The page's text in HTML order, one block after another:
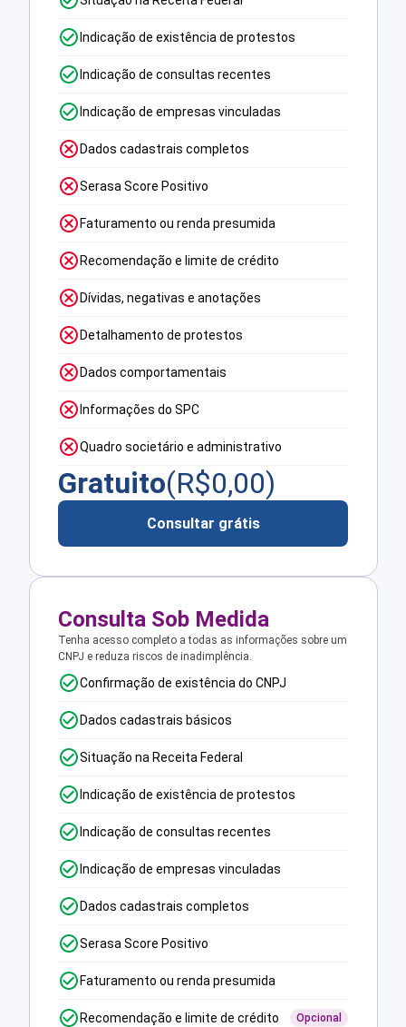
Indicação de existência de protestos
Indicação de consultas recentes
Indicação de empresas vinculadas
Dados cadastrais completos
Serasa Score Positivo
Faturamento ou renda presumida
Recomendação e limite de crédito
Dívidas, negativas e anotações
Detalhamento de protestos
Dados comportamentais
Informações do SPC
Quadro societário e administrativo
Gratuito(R$0,00)
Consultar grátis
Consulta Sob Medida
Tenha acesso completo a todas as informações sobre um
CNPJ e reduza riscos de inadimplência.
Confirmação de existência do CNPJ
Dados cadastrais básicos
Situação na Receita Federal
Indicação de existência de protestos
Indicação de consultas recentes
Indicação de empresas vinculadas
Dados cadastrais completos
Serasa Score Positivo
Faturamento ou renda presumida
Recomendação e limite de crédito Opcional